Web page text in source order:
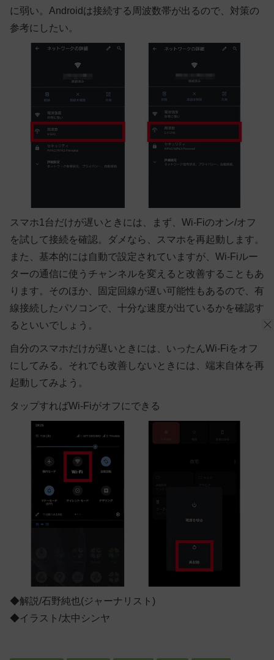
に弱い。Androidは接続する周波数帯が出るので、対策の
参考にしたい。
スマホ1台だけが遅いときには、まず、 Wi-Fiのオン/オフ
を試して接続を確認。ダメなら、 スマホを再起動 します。
また、基本的には自動で設定されていますが、Wi-Fiルー
ターの通信に使うチャンネルを変えると改善することもあ
ります。そのほか、固定回線が遅い可能性もあるので、有
線接続したパソコンで、十分な速度が出ているかを確認す
るといいでしょう。
自分のスマホだけが遅いときには、いったんWi-Fiをオフ
にしてみる。それでも改善しないときには、端末自体を再
起動してみよう。
タップすればWi-Fiがオフにできる
◆解説/石野純也(ジャーナリスト)
◆イラスト/太中シンヤ